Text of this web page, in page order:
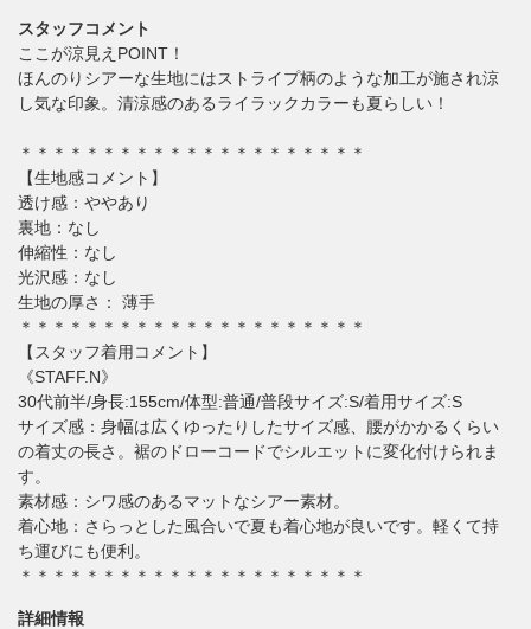
スタッフコメント
ここが涼見えPOINT！
ほんのりシアーな生地にはストライプ柄のような加工が施され涼
し気な印象。清涼感のあるライラックカラーも夏らしい！
＊＊＊＊＊＊＊＊＊＊＊＊＊＊＊＊＊＊＊＊＊
【生地感コメント】
透け感：ややあり
裏地：なし
伸縮性：なし
光沢感：なし
生地の厚さ： 薄手
＊＊＊＊＊＊＊＊＊＊＊＊＊＊＊＊＊＊＊＊＊
【スタッフ着用コメント】
《STAFF.N》
30代前半/身長:155cm/体型:普通/普段サイズ:S/着用サイズ:S
サイズ感：身幅は広くゆったりしたサイズ感、腰がかかるくらい
の着丈の長さ。裾のドローコードでシルエットに変化付けられま
す。
素材感：シワ感のあるマットなシアー素材。
着心地：さらっとした風合いで夏も着心地が良いです。軽くて持
ち運びにも便利。
＊＊＊＊＊＊＊＊＊＊＊＊＊＊＊＊＊＊＊＊＊
詳細情報